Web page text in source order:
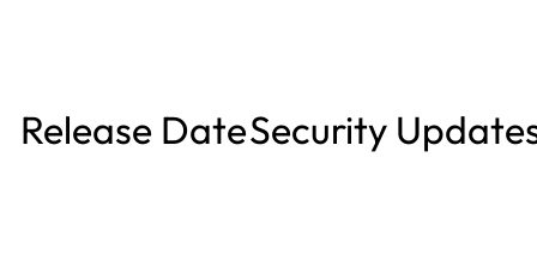
Release DateSecurity